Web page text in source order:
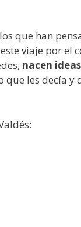
que han
viaje por el
nacen
les decía y